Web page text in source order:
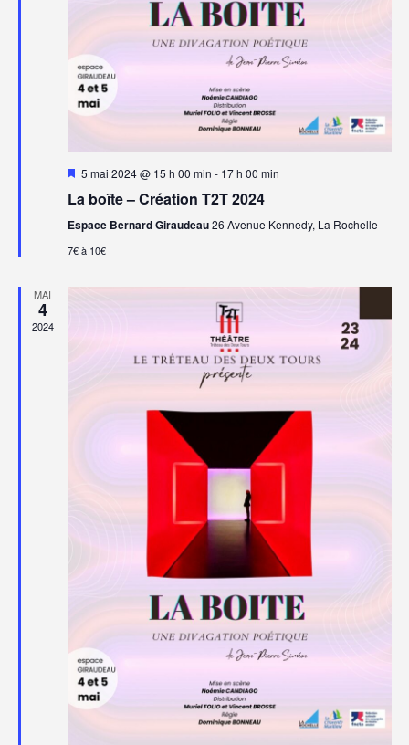
Mis
avant
5 mai 2024 @ 15 h 00 min - 17 h 00 min
La boîte – Création T2T 2024
Espace Bernard Giraudeau26 Avenue Kennedy, La Rochelle
7€ à 10€
MAI
4
2024